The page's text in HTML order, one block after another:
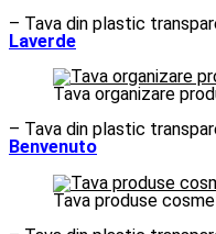
– Tava din plastic
Laverde
Tava organizare
– Tava din plastic
Benvenuto
Tava produse